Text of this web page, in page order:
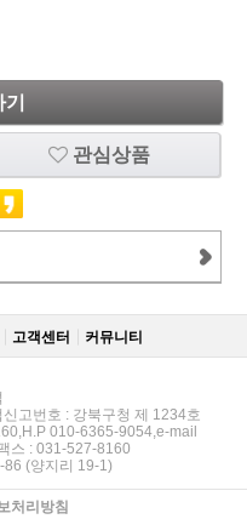
관심상품
고객센터 커뮤니티
고번호 : 강북구청 제 1234호
010-6365-9054,e-mail
스 : 031-527-8160
86 (양지리 19-1)
처리방침